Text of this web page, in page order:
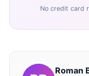
No credit card
Roman